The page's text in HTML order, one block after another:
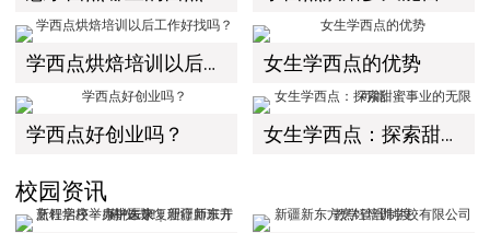
学西点烘焙培训以后工作好找吗？ 女生学西点的优势
学西点好创业吗？ 女生学西点：探索甜蜜事业的无限可能
校园资讯